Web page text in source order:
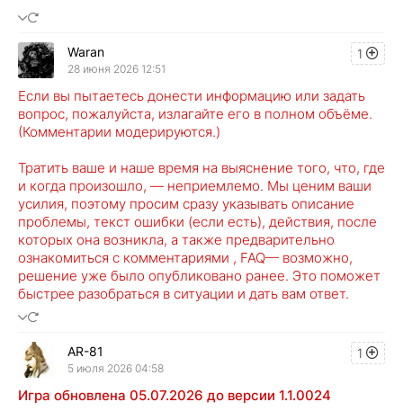
1
Waran
28 июня 2026 12:51
Если вы пытаетесь донести информацию или задать
вопрос, пожалуйста, излагайте его в полном объёме.
(Комментарии модерируются.)
Тратить ваше и наше время на выяснение того, что, где
и когда произошло, — неприемлемо. Мы ценим ваши
усилия, поэтому просим сразу указывать описание
проблемы, текст ошибки (если есть), действия, после
которых она возникла, а также предварительно
ознакомиться с комментариями , FAQ— возможно,
решение уже было опубликовано ранее. Это поможет
быстрее разобраться в ситуации и дать вам ответ.
1
AR-81
5 июля 2026 04:58
Игра обновлена 05.07.2026 до версии 1.1.0024